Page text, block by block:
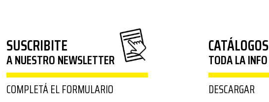
SUSCRIBITE
A NUESTRO NEWSLETTER
COMPLETÁ EL FORMULARIO
CATÁLOGOS
TODA LA INFO
DESCARGAR